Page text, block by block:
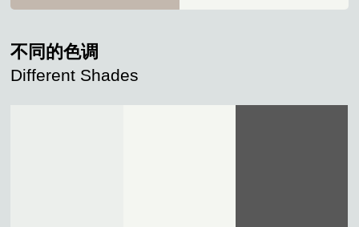
不同的色调
Different Shades